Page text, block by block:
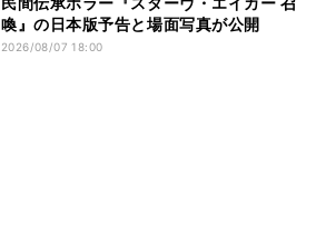
喚』の日本版予告と場面写真が公開
2026/08/07 18:00